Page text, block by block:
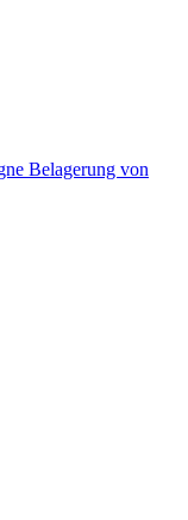
Belagerung von